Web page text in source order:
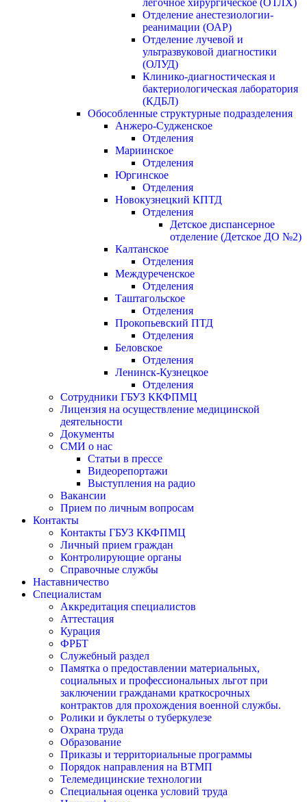
лёгочное хирургическое (ОТЛХ)
Отделение анестезиологии-
реанимации (ОАР)
Отделение лучевой и
ультразвуковой диагностики
(ОЛУД)
Клинико-диагностическая и
бактериологическая лаборатория
(КДБЛ)
Обособленные структурные подразделения
Анжеро-Судженское
Отделения
Мариинское
Отделения
Юргинское
Отделения
Новокузнецкий КПТД
Отделения
Детское диспансерное
отделение (Детское ДО №2)
Калтанское
Отделения
Междуреченское
Отделения
Таштагольское
Отделения
Прокопьевский ПТД
Отделения
Беловское
Отделения
Ленинск-Кузнецкое
Отделения
Сотрудники ГБУЗ ККФПМЦ
Лицензия на осуществление медицинской
деятельности
Документы
СМИ о нас
Статьи в прессе
Видеорепортажи
Выступления на радио
Вакансии
Прием по личным вопросам
Контакты
Контакты ГБУЗ ККФПМЦ
Личный прием граждан
Контролирующие органы
Справочные службы
Наставничество
Специалистам
Аккредитация специалистов
Аттестация
Курация
ФРБТ
Служебный раздел
Памятка о предоставлении материальных,
социальных и профессиональных льгот при
заключении гражданами краткосрочных
контрактов для прохождения военной службы.
Ролики и буклеты о туберкулезе
Охрана труда
Образование
Приказы и территориальные программы
Порядок направления на ВТМП
Телемедицинские технологии
Специальная оценка условий труда